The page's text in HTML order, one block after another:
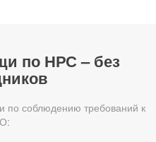
по НРС – без
по соблюдению требований к